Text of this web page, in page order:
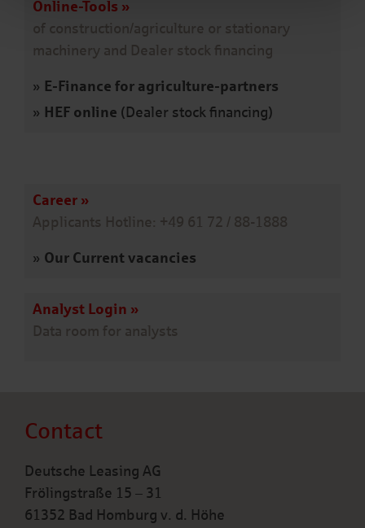
Online-Tools »
of construction/agriculture or stationary
machinery and Dealer stock financing
» E-Finance for agriculture-partners
» HEF online (Dealer stock financing)
Career »
Applicants Hotline: +49 61 72 / 88-1888
» Our Current vacancies
Analyst Login »
Data room for analysts
Contact
Deutsche Leasing AG
Frölingstraße 15 – 31
61352 Bad Homburg v. d. Höhe